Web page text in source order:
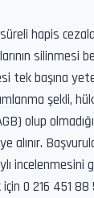
hapis
silinmesi
tek başına
şekli,
olup
alınır.
incelenmesini
için 0 216 451